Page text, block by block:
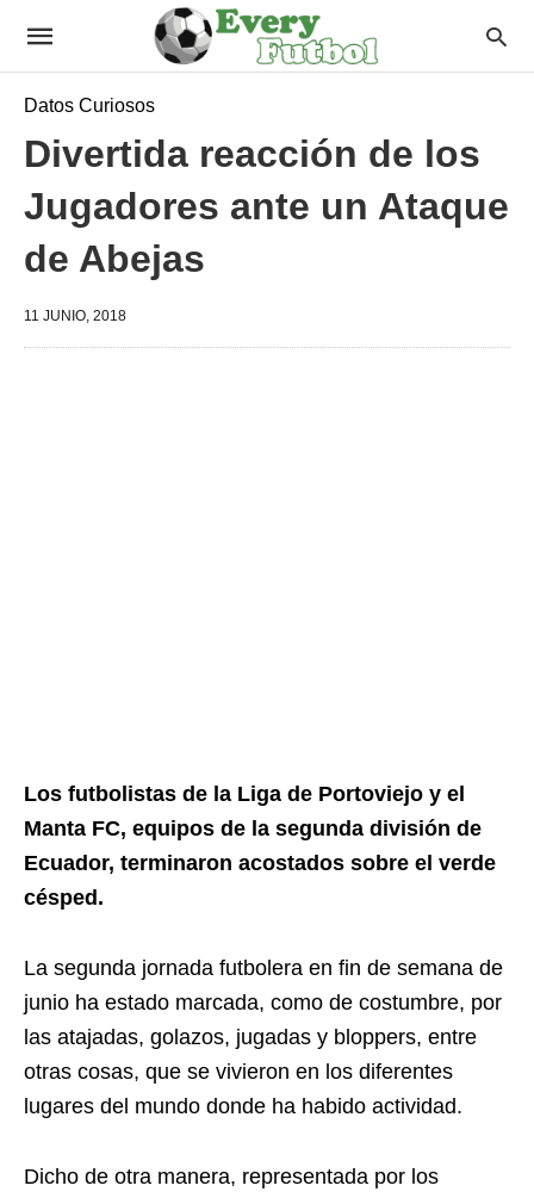
Datos Curiosos
Divertida reacción de los
Jugadores ante un Ataque
de Abejas
11 JUNIO, 2018
Los futbolistas de la Liga de Portoviejo y el
Manta FC, equipos de la segunda división de
Ecuador, terminaron acostados sobre el verde
césped.
La segunda jornada futbolera en fin de semana de
junio ha estado marcada, como de costumbre, por
las atajadas, golazos, jugadas y bloppers, entre
otras cosas, que se vivieron en los diferentes
lugares del mundo donde ha habido actividad.
Dicho de otra manera, representada por los